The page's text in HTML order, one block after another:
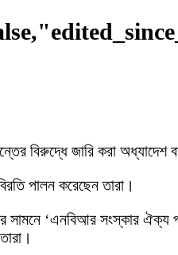
বিরুদ্ধে জারি করা অধ্যাদেশ
পালন করেছেন তারা।
‘এনবিআর সংস্কার ঐক্য